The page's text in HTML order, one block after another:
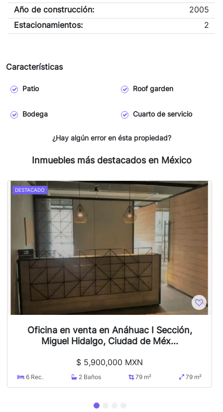
Año de construcción:
2005
Estacionamientos:
2
Características
Patio Roof garden
Bodega Cuarto de servicio
¿Hay algún error en ésta propiedad?
Inmuebles más destacados en México
DESTACADO
Oficina en venta en Anáhuac I Sección,
Miguel Hidalgo, Ciudad de Méx...
$ 5,900,000 MXN
6 Rec. 2Baños 79 m² 79 m²